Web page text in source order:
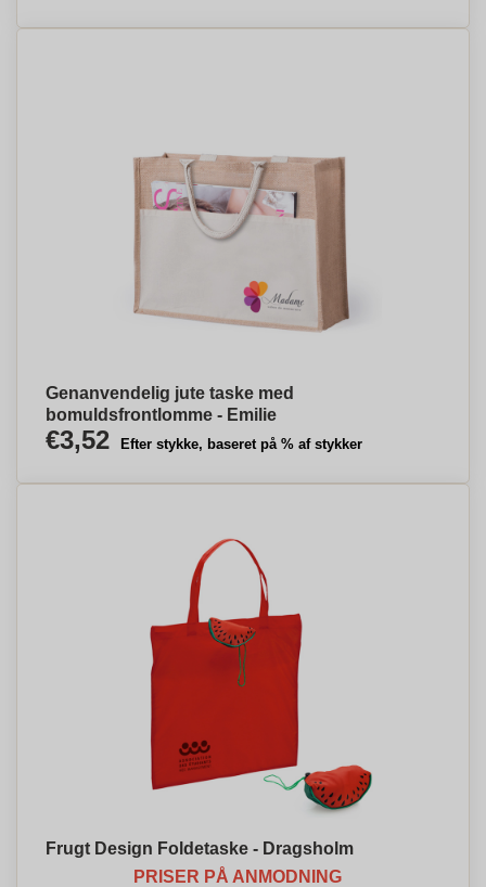
Genanvendelig jute taske med
bomuldsfrontlomme - Emilie
€3,52 Efter stykke, baseret på % af stykker
Frugt Design Foldetaske - Dragsholm
PRISER PÅ ANMODNING